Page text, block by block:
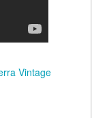
Vintage